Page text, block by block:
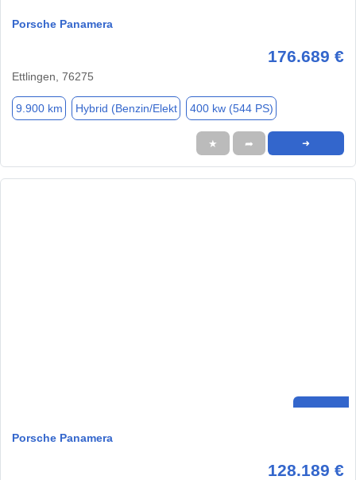
Porsche Panamera
176.689 €
Ettlingen, 76275
9.900 km Hybrid (Benzin/Elekt 400 kw (544 PS)
★ ➦ ➜
Porsche Panamera
128.189 €